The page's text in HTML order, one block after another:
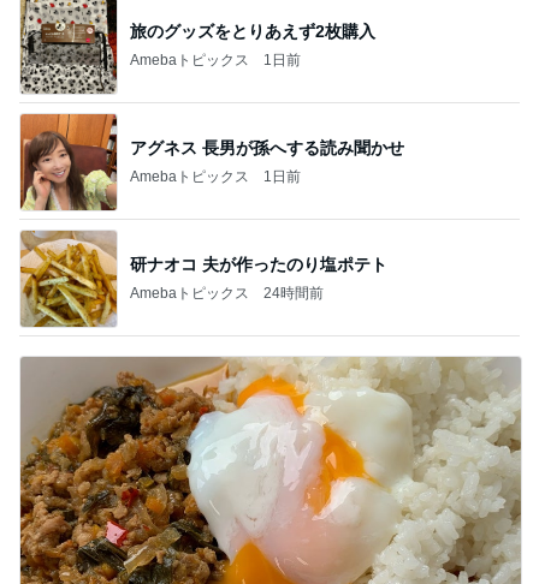
旅のグッズをとりあえず2枚購入
Amebaトピックス 1日前
アグネス 長男が孫へする読み聞かせ
Amebaトピックス 1日前
研ナオコ 夫が作ったのり塩ポテト
Amebaトピックス 24時間前